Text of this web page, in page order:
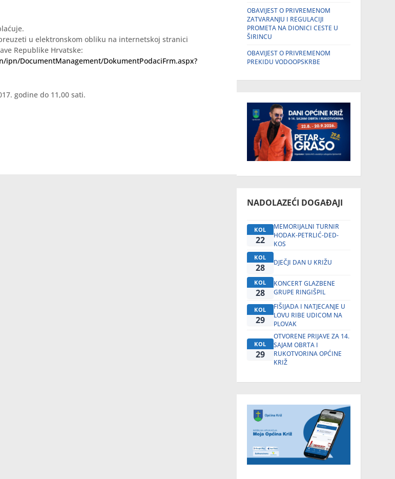
u elektronskom obliku na internetskoj stranici
Republike Hrvatske:
DocumentManagement/DokumentPodaciFrm.aspx?
godine do 11,00 sati.
OBAVIJEST O PRIVREMENOM
ZATVARANJU I REGULACIJI
PROMETA NA DIONICI CESTE U
ŠIRINCU
OBAVIJEST O PRIVREMENOM
PREKIDU VODOOPSKRBE
NADOLAZEĆI DOGAĐAJI
KOL
22
MEMORIJALNI TURNIR
HODAK-PETRLIĆ-DED-
KOS
KOL
28 DJEČJI DAN U KRIŽU
KOL
28
KONCERT GLAZBENE
GRUPE RINGIŠPIL
KOL
29
FIŠIJADA I NATJECANJE U
LOVU RIBE UDICOM NA
PLOVAK
KOL
29
OTVORENE PRIJAVE ZA 14.
SAJAM OBRTA I
RUKOTVORINA OPĆINE
KRIŽ